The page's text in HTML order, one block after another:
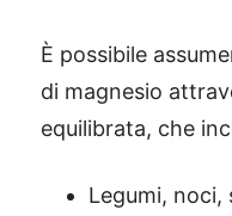
È possibile
di magnesio
equilibrata, che
Legumi, noci,